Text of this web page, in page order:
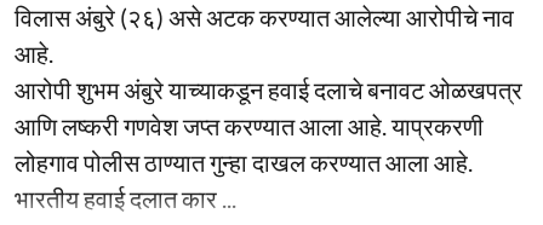
विलास अंबुरे (२६) असे अटक करण्यात आलेल्या आरोपीचे नाव
आहे.
आरोपी शुभम अंबुरे याच्याकडून हवाई दलाचे बनावट ओळखपत्र
आणि लष्करी गणवेश जप्त करण्यात आला आहे. याप्रकरणी
लोहगाव पोलीस ठाण्यात गुन्हा दाखल करण्यात आला आहे.
भारतीय हवाई दलात कार ...